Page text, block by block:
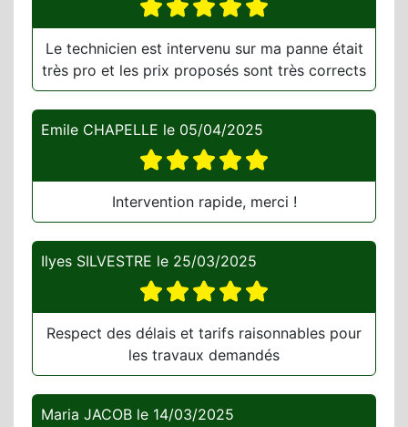
Le technicien est intervenu sur ma panne était
très pro et les prix proposés sont très corrects
Emile CHAPELLE le 05/04/2025
Intervention rapide, merci !
Ilyes SILVESTRE le 25/03/2025
Respect des délais et tarifs raisonnables pour
les travaux demandés
Maria JACOB le 14/03/2025